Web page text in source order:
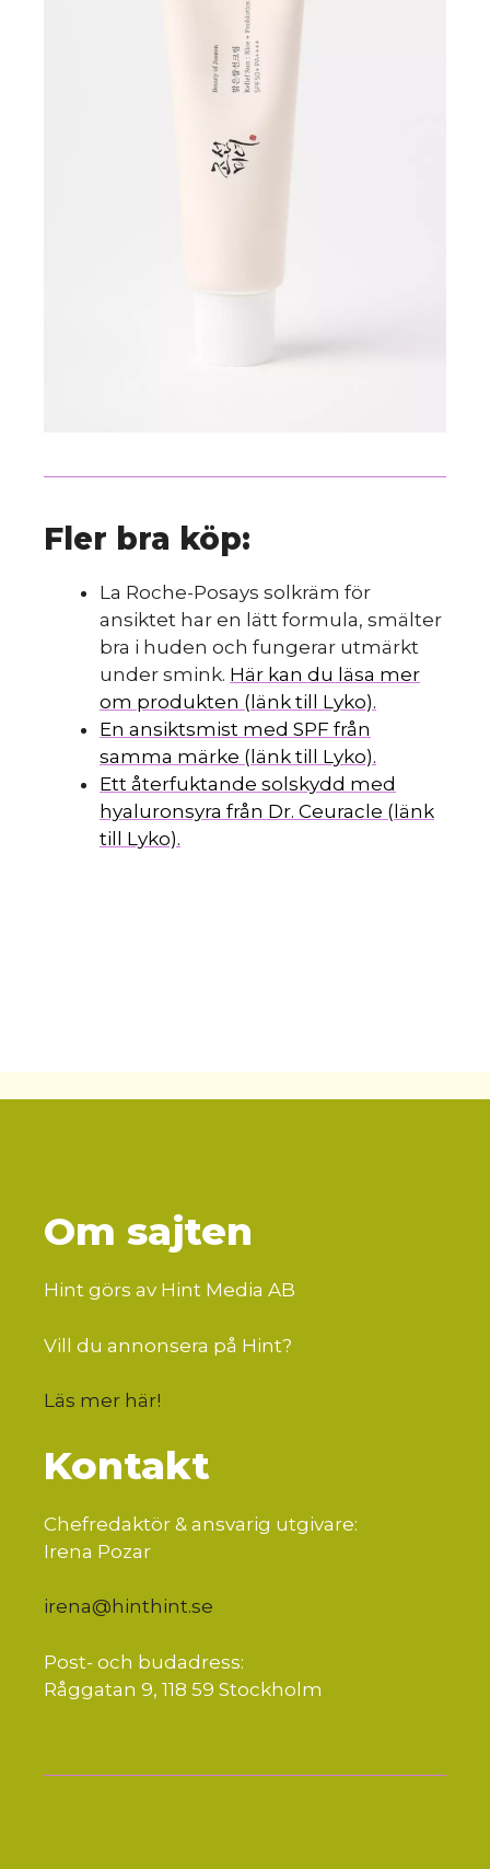
Fler bra köp:
La Roche-Posays solkräm för
ansiktet har en lätt formula, smälter
bra i huden och fungerar utmärkt
under smink. Här kan du läsa mer
om produkten (länk till Lyko).
En ansiktsmist med SPF från
samma märke (länk till Lyko).
Ett återfuktande solskydd med
hyaluronsyra från Dr. Ceuracle (länk
till Lyko).
Om sajten
Hint görs av Hint Media AB
Vill du annonsera på Hint?
Läs mer här!
Kontakt
Chefredaktör & ansvarig utgivare:
Irena Pozar
irena@hinthint.se
Post- och budadress:
Råggatan 9, 118 59 Stockholm